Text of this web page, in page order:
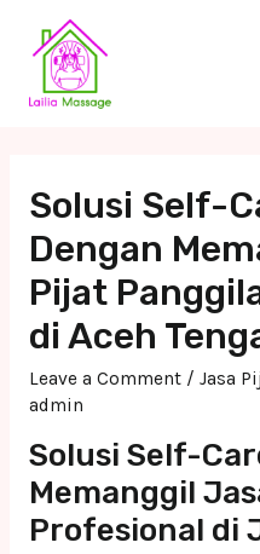
content
Solusi Self-
Dengan
Pijat
di Aceh
Leave a Comment / Jasa
admin
Solusi Self-
Memanggil
Profesional di